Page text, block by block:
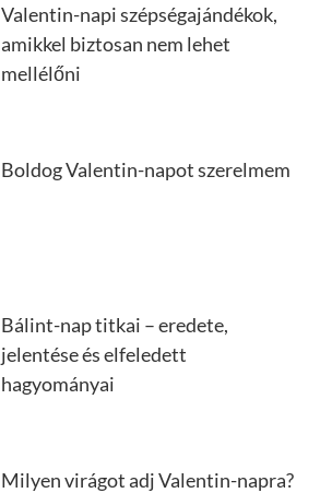
Valentin-napi szépségajándékok,
amikkel biztosan nem lehet
mellélőni
Boldog Valentin-napot szerelmem
Bálint-nap titkai – eredete,
jelentése és elfeledett
hagyományai
Milyen virágot adj Valentin-napra?